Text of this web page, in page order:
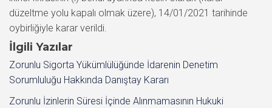
düzeltme yolu kapalı olmak üzere), 14/01/2021 tarihinde
oybirliğiyle karar verildi.
İlgili Yazılar
Zorunlu Sigorta Yükümlülüğünde İdarenin Denetim
Sorumluluğu Hakkında Danıştay Kararı
Zorunlu İzinlerin Süresi İçinde Alınmamasının Hukuki